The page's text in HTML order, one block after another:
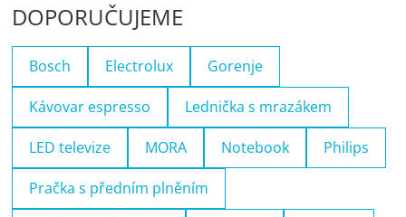
DOPORUČUJEME
Bosch Electrolux Gorenje
Kávovar espresso Lednička s mrazákem
LED televize MORA Notebook Philips
Pračka s předním plněním